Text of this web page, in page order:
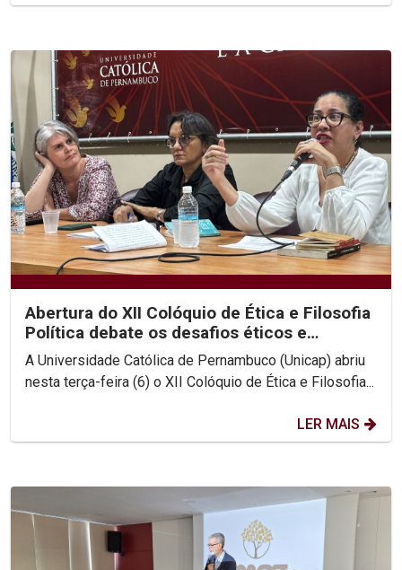
Abertura do XII Colóquio de Ética e Filosofia
Política debate os desafios éticos e
existenciais...
A Universidade Católica de Pernambuco (Unicap) abriu
nesta terça-feira (6) o XII Colóquio de Ética e Filosofia...
LER MAIS